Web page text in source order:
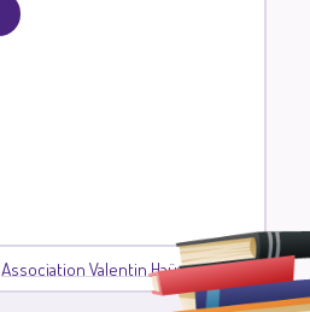
Association Valentin Haüy